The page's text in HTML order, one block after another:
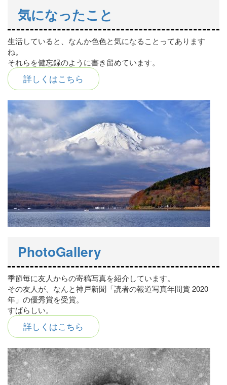
気になったこと
生活していると、なんか色色と気になることってあります
ね。
それらを健忘録のように書き留めています。
詳しくはこちら
PhotoGallery
季節毎に友人からの寄稿写真を紹介しています。
その友人が、なんと神戸新聞「読者の報道写真年間賞 2020
年」の優秀賞を受賞。
すばらしい。
詳しくはこちら